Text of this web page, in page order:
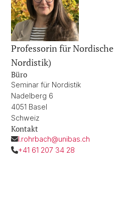
Professorin für
Nordistik)
Büro
Seminar für Nordistik
Nadelberg 6
4051 Basel
Schweiz
Kontakt
l.rohrbach@unibas.ch
+41 61 207 34 28